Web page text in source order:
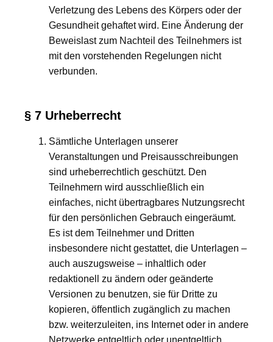
Verletzung des Lebens des Körpers oder der
Gesundheit gehaftet wird. Eine Änderung der
Beweislast zum Nachteil des Teilnehmers ist
mit den vorstehenden Regelungen nicht
verbunden.
§ 7 Urheberrecht
Sämtliche Unterlagen unserer
Veranstaltungen und Preisausschreibungen
sind urheberrechtlich geschützt. Den
Teilnehmern wird ausschließlich ein
einfaches, nicht übertragbares Nutzungsrecht
für den persönlichen Gebrauch eingeräumt.
Es ist dem Teilnehmer und Dritten
insbesondere nicht gestattet, die Unterlagen –
auch auszugsweise – inhaltlich oder
redaktionell zu ändern oder geänderte
Versionen zu benutzen, sie für Dritte zu
kopieren, öffentlich zugänglich zu machen
bzw. weiterzuleiten, ins Internet oder in andere